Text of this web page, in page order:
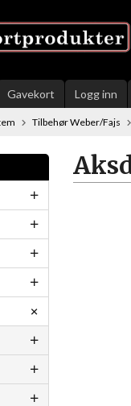
Gavekort Logg inn
Tilbehør Weber/Fajs